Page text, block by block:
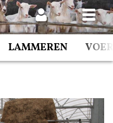
LAMMEREN